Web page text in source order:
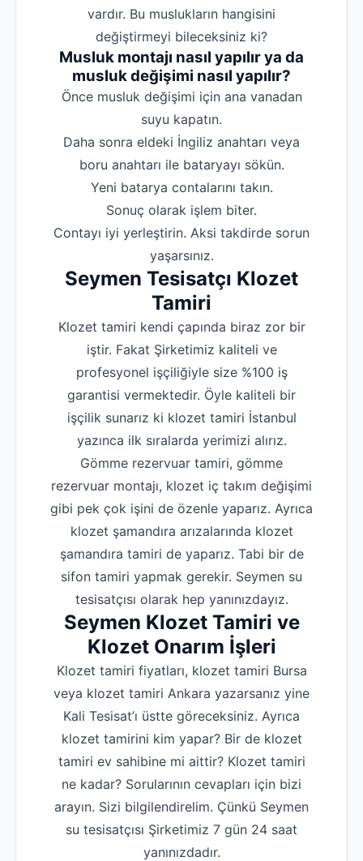
vardır. Bu muslukların hangisini
değiştirmeyi bileceksiniz ki?
Musluk montajı nasıl yapılır ya da
musluk değişimi nasıl yapılır?
‌Önce musluk değişimi için ana vanadan
suyu kapatın.
‌Daha sonra eldeki İngiliz anahtarı veya
boru anahtarı ile bataryayı sökün.
‌Yeni batarya contalarını takın.
‌Sonuç olarak işlem biter.
‌Contayı iyi yerleştirin. Aksi takdirde sorun
yaşarsınız.
Seymen Tesisatçı Klozet
Tamiri
Klozet tamiri kendi çapında biraz zor bir
iştir. Fakat Şirketimiz kaliteli ve
profesyonel işçiliğiyle size %100 iş
garantisi vermektedir. Öyle kaliteli bir
işçilik sunarız ki klozet tamiri İstanbul
yazınca ilk sıralarda yerimizi alırız.
Gömme rezervuar tamiri, gömme
rezervuar montajı, klozet iç takım değişimi
gibi pek çok işini de özenle yaparız. Ayrıca
klozet şamandıra arızalarında klozet
şamandıra tamiri de yaparız. Tabi bir de
sifon tamiri yapmak gerekir. Seymen su
tesisatçısı olarak hep yanınızdayız.
Seymen Klozet Tamiri ve
Klozet Onarım İşleri
Klozet tamiri fiyatları, klozet tamiri Bursa
veya klozet tamiri Ankara yazarsanız yine
Kali Tesisat’ı üstte göreceksiniz. Ayrıca
klozet tamirini kim yapar? Bir de klozet
tamiri ev sahibine mi aittir? Klozet tamiri
ne kadar? Sorularının cevapları için bizi
arayın. Sizi bilgilendirelim. Çünkü Seymen
su tesisatçısı Şirketimiz 7 gün 24 saat
yanınızdadır.